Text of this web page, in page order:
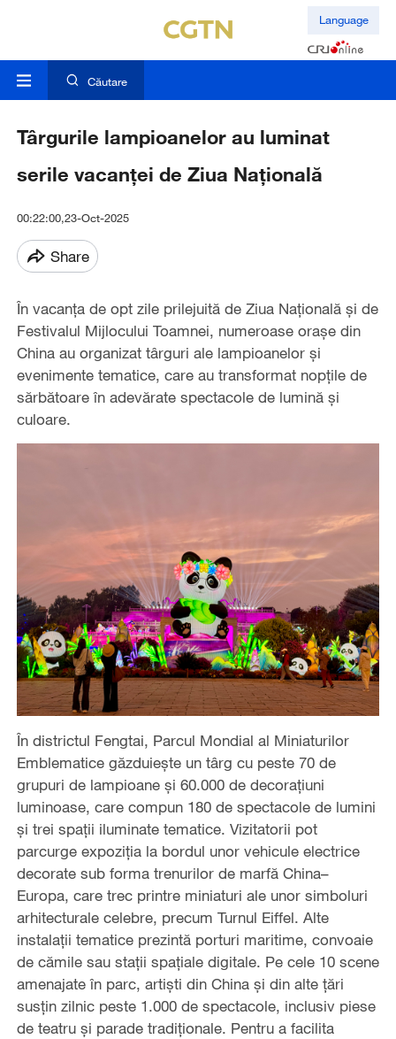
Language
Căutare
Târgurile lampioanelor au luminat
serile vacanței de Ziua Națională
00:22:00,23-Oct-2025
Share
În vacanța de opt zile prilejuită de Ziua Națională și de
Festivalul Mijlocului Toamnei, numeroase orașe din
China au organizat târguri ale lampioanelor și
evenimente tematice, care au transformat nopțile de
sărbătoare în adevărate spectacole de lumină și
culoare.
În districtul Fengtai, Parcul Mondial al Miniaturilor
Emblematice găzduiește un târg cu peste 70 de
grupuri de lampioane și 60.000 de decorațiuni
luminoase, care compun 180 de spectacole de lumini
și trei spații iluminate tematice. Vizitatorii pot
parcurge expoziția la bordul unor vehicule electrice
decorate sub forma trenurilor de marfă China–
Europa, care trec printre miniaturi ale unor simboluri
arhitecturale celebre, precum Turnul Eiffel. Alte
instalații tematice prezintă porturi maritime, convoaie
de cămile sau stații spațiale digitale. Pe cele 10 scene
amenajate în parc, artiști din China și din alte țări
susțin zilnic peste 1.000 de spectacole, inclusiv piese
de teatru și parade tradiționale. Pentru a facilita